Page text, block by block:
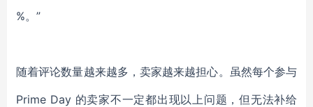
%。”
随着评论数量越来越多，卖家越来越担心。虽然每个参与
Prime Day 的卖家不一定都出现以上问题，但无法补给